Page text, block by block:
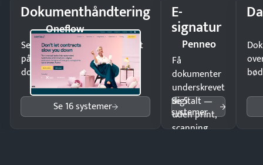
Dokumenthåndtering
Oneflow
Send kontrakter til underskrift
på minutter og mist ingen
dokumenter.
Se 16 systemer
E-
signatur
Penneo
Få
dokumenter
underskrevet
digitalt —
uden print,
scanning
Se 5
systemer